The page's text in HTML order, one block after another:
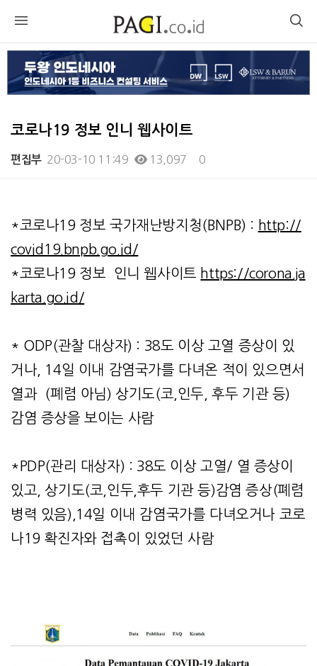
코로나19 정보 인니 웹사이트
편집부 20-03-10 11:49 13,097 0
*코로나19 정보 국가재난방지청(BNPB) : http://
covid19.bnpb.go.id/
*코로나19 정보 인니 웹사이트 https://corona.ja
karta.go.id/
* ODP(관찰 대상자) : 38도 이상 고열 증상이 있
거나, 14일 이내 감염국가를 다녀온 적이 있으면서
열과 (폐렴 아님) 상기도(코,인두, 후두 기관 등)
감염 증상을 보이는 사람
*PDP(관리 대상자) : 38도 이상 고열/ 열 증상이
있고, 상기도(코,인두,후두 기관 등)감염 증상(폐렴
병력 있음),14일 이내 감염국가를 다녀오거나 코로
나19 확진자와 접촉이 있었던 사람